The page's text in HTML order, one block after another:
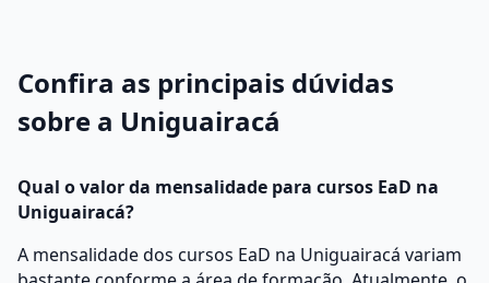
Confira as principais dúvidas
sobre a Uniguairacá
Qual o valor da mensalidade para cursos EaD na
Uniguairacá?
A mensalidade dos cursos EaD na Uniguairacá variam